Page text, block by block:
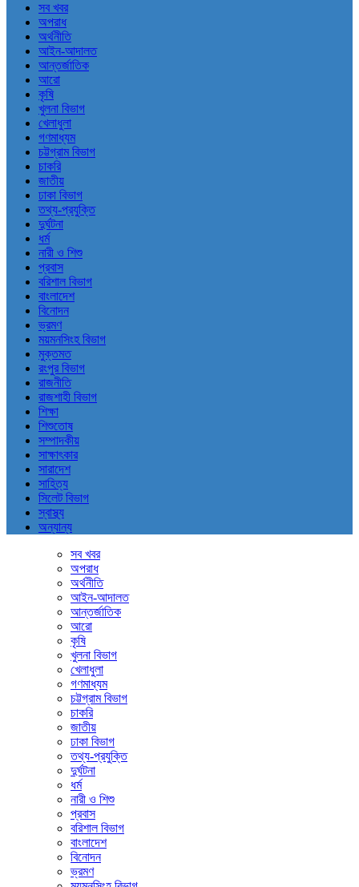
সব খবর
অপরাধ
অর্থনীতি
আইন-আদালত
আন্তর্জাতিক
আরো
কৃষি
খুলনা বিভাগ
খেলাধুলা
গণমাধ্যম
চট্টগ্রাম বিভাগ
চাকরি
জাতীয়
ঢাকা বিভাগ
তথ্য-প্রযুক্তি
দুর্ঘটনা
ধর্ম
নারী ও শিশু
প্রবাস
বরিশাল বিভাগ
বাংলাদেশ
বিনোদন
ভ্রমণ
ময়মনসিংহ বিভাগ
মুক্তমত
রংপুর বিভাগ
রাজনীতি
রাজশাহী বিভাগ
শিক্ষা
শিশুতোষ
সম্পাদকীয়
সাক্ষাৎকার
সারাদেশ
সাহিত্য
সিলেট বিভাগ
স্বাস্থ্য
অন্যান্য
সব খবর
অপরাধ
অর্থনীতি
আইন-আদালত
আন্তর্জাতিক
আরো
কৃষি
খুলনা বিভাগ
খেলাধুলা
গণমাধ্যম
চট্টগ্রাম বিভাগ
চাকরি
জাতীয়
ঢাকা বিভাগ
তথ্য-প্রযুক্তি
দুর্ঘটনা
ধর্ম
নারী ও শিশু
প্রবাস
বরিশাল বিভাগ
বাংলাদেশ
বিনোদন
ভ্রমণ